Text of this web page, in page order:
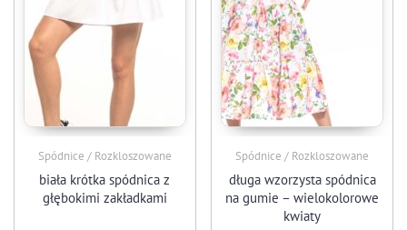
Spódnice / Rozkloszowane
biała krótka spódnica z
głębokimi zakładkami
Spódnice / Rozkloszowane
długa wzorzysta spódnica
na gumie – wielokolorowe
kwiaty